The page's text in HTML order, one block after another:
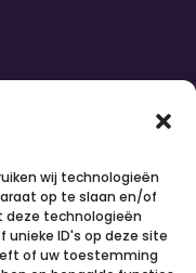
wij technologieën
op te slaan en/of
deze technologieën
unieke ID's op deze site
of uw toestemming